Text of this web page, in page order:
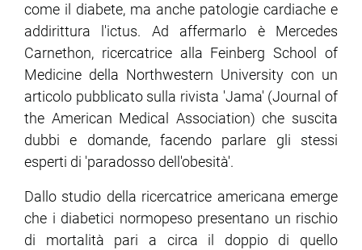
come il diabete, ma anche patologie cardiache e
addirittura l'ictus. Ad affermarlo è Mercedes
Carnethon, ricercatrice alla Feinberg School of
Medicine della Northwestern University con un
articolo pubblicato sulla rivista 'Jama' (Journal of
the American Medical Association) che suscita
dubbi e domande, facendo parlare gli stessi
esperti di 'paradosso dell'obesità'.
Dallo studio della ricercatrice americana emerge
che i diabetici normopeso presentano un rischio
di mortalità pari a circa il doppio di quello